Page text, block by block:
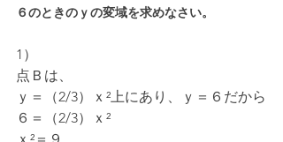
６のときのｙの変域を求めなさい。
1）
点Ｂは、
ｙ＝（2/3）ｘ²上にあり、ｙ＝６だから
６＝（2/3）ｘ²
ｘ²＝９